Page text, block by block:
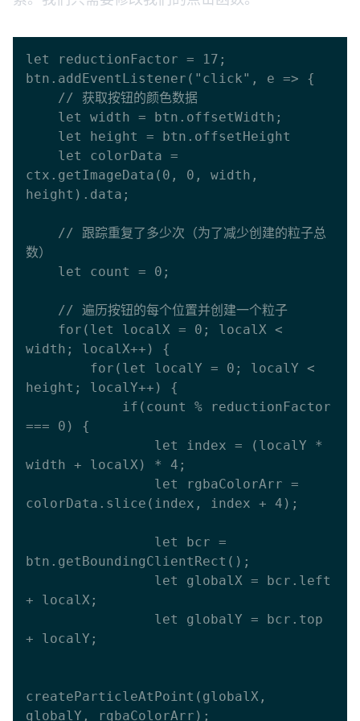
let reductionFactor = 17;
btn.addEventListener("click", e => {
ctx.getImageData(0, 0, width,
height).data;
数）
width; localX++) {
height; localY++) {
=== 0) {
width + localX) * 4;
colorData.slice(index, index + 4);
btn.getBoundingClientRect();
+ localX;
+ localY;
createParticleAtPoint(globalX,
globalY, rgbaColorArr);